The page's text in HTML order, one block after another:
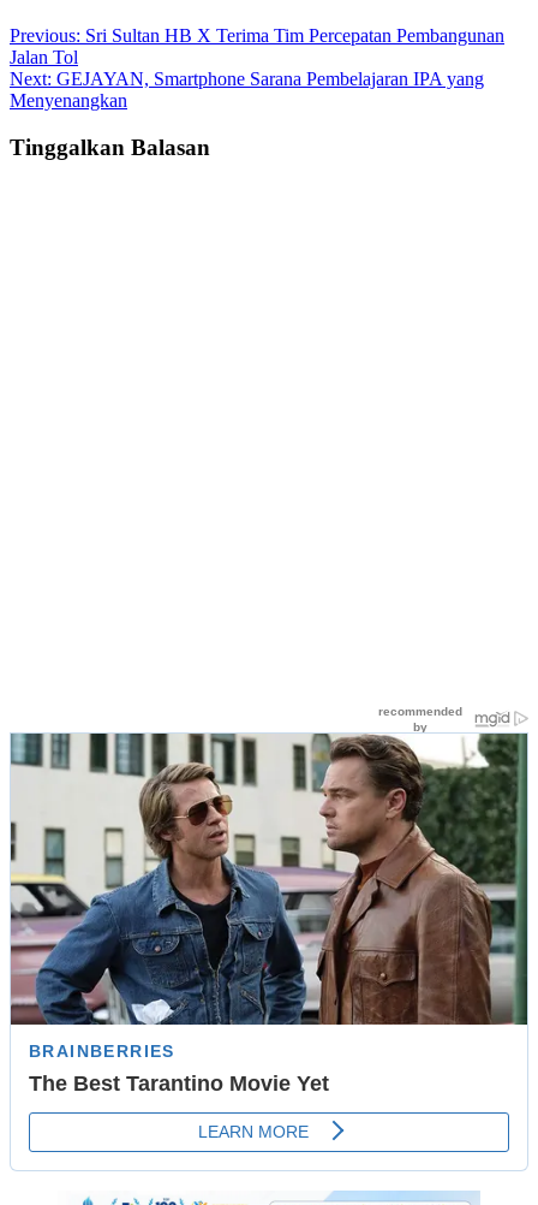
Post
navigation
Previous: Sri Sultan HB X Terima Tim Percepatan Pembangunan
Jalan Tol
Next: GEJAYAN, Smartphone Sarana Pembelajaran IPA yang
Menyenangkan
Tinggalkan Balasan